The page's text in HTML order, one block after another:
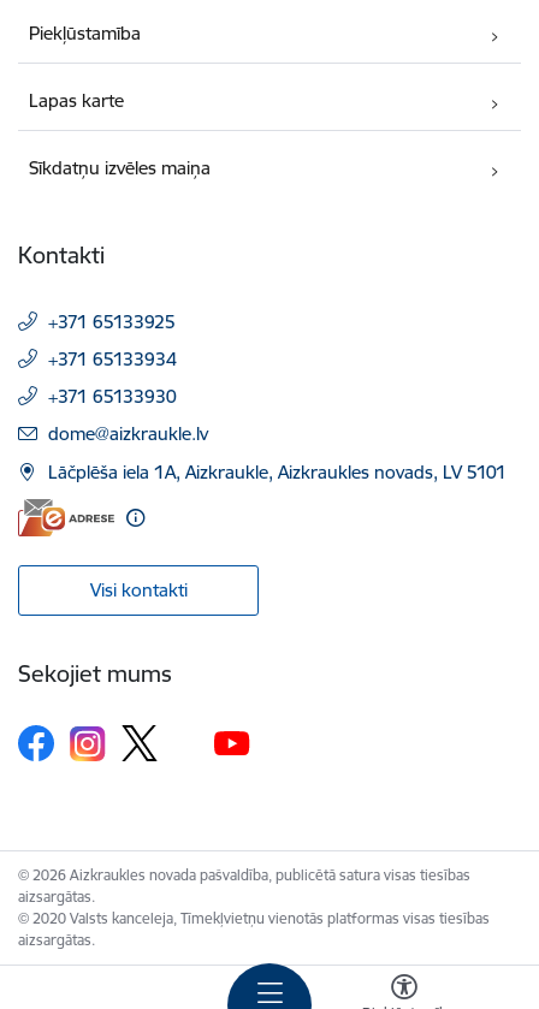
Piekļūstamība
Lapas karte
Sīkdatņu izvēles maiņa
Kontakti
+371 65133925
+371 65133934
+371 65133930
E-pasts:
dome@aizkraukle.lv
Lāčplēša iela 1A, Aizkraukle, Aizkraukles novads, LV 5101
Visi kontakti
Sekojiet mums
© 2026 Aizkraukles novada pašvaldība, publicētā satura visas tiesības
aizsargātas.
© 2020 Valsts kanceleja, Tīmekļvietņu vienotās platformas visas tiesības
aizsargātas.